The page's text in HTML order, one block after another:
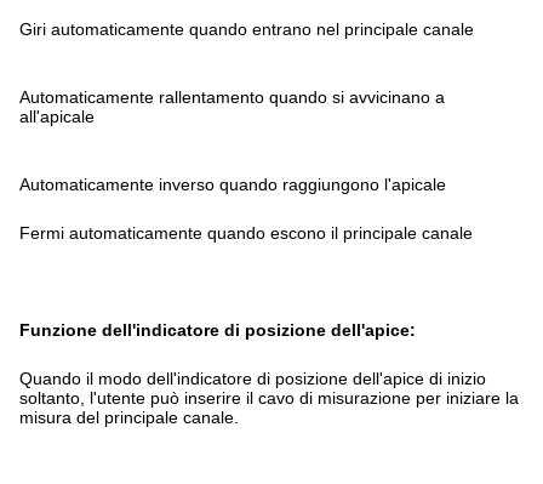
Giri automaticamente quando entrano nel principale canale
Automaticamente rallentamento quando si avvicinano a
all'apicale
Automaticamente inverso quando raggiungono l'apicale
Fermi automaticamente quando escono il principale canale
Funzione dell'indicatore di posizione dell'apice:
Quando il modo dell'indicatore di posizione dell'apice di inizio
soltanto, l'utente può inserire il cavo di misurazione per iniziare la
misura del principale canale.